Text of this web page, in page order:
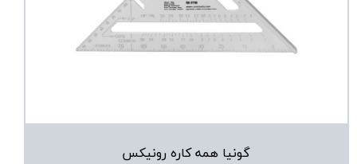
گونیا همه کاره رونیکس